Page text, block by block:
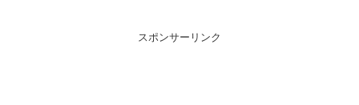
スポンサーリンク